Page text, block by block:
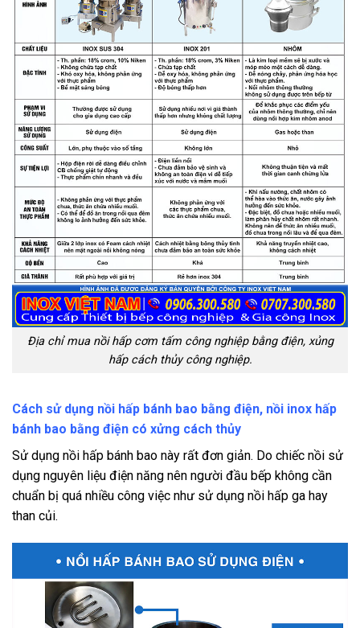
Địa chỉ mua nồi hấp cơm tấm công nghiệp bằng điện, xủng
hấp cách thủy công nghiệp.
Cách sử dụng nồi hấp bánh bao bằng điện, nồi inox hấp
bánh bao bằng điện có xửng cách thủy
Sử dụng nồi hấp bánh bao này rất đơn giản. Do chiếc nồi sử
dụng nguyên liệu điện năng nên người đầu bếp không cần
chuẩn bị quá nhiều công việc như sử dụng nồi hấp ga hay
than củi.